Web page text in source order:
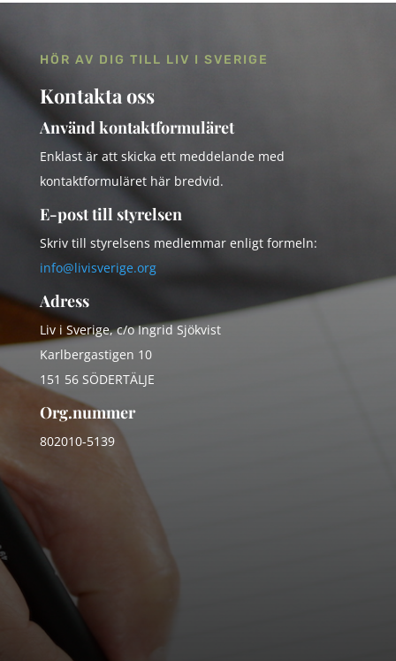
HÖR AV DIG TILL LIV I SVERIGE
Kontakta oss
Använd kontaktformuläret
Enklast är att skicka ett meddelande med
kontaktformuläret här bredvid.
E-post till styrelsen
Skriv till styrelsens medlemmar enligt formeln:
info@livisverige.org
Adress
Liv i Sverige, c/o Ingrid Sjökvist
Karlbergastigen 10
151 56 SÖDERTÄLJE
Org.nummer
802010-5139